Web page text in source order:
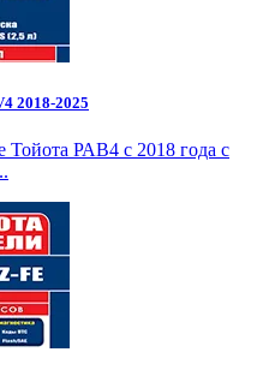
2018-2025
РАВ4 с 2018 года с